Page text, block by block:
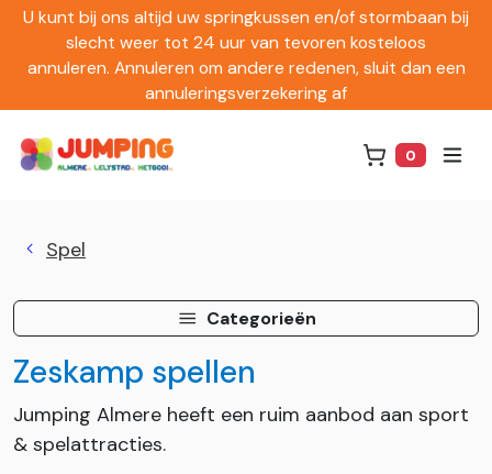
U kunt bij ons altijd uw springkussen en/of stormbaan bij
slecht weer tot 24 uur van tevoren kosteloos
annuleren. Annuleren om andere redenen, sluit dan een
annuleringsverzekering af
0
Spel
Categorieën
Zeskamp spellen
Jumping Almere heeft een ruim aanbod aan sport
& spelattracties.